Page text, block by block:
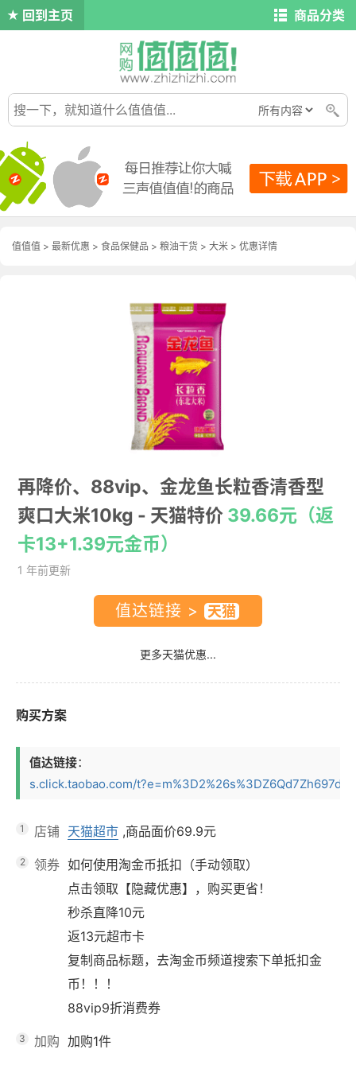
回到主页 商品分类
值值值 > 最新优惠 > 食品保健品 > 粮油干货 > 大米 > 优惠详情
再降价、88vip、金龙鱼长粒香清香型
爽口大米10kg - 天猫特价 39.66元（返
卡13+1.39元金币）
1 年前更新
值达链接 >
更多天猫优惠...
购买方案
值达链接：
s.click.taobao.com/
1 店铺 天猫超市 ,商品面价69.9元
2 领券 如何使用淘金币抵扣（手动领取）
点击领取【隐藏优惠】，购买更省！
秒杀直降10元
返13元超市卡
复制商品标题，去淘金币频道搜索下单抵扣金
币！！！
88vip9折消费券
3 加购 加购1件